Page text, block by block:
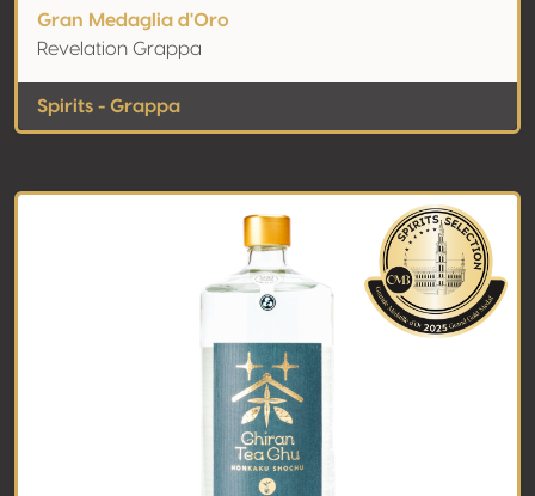
Gran Medaglia d'Oro
Revelation Grappa
Spirits - Grappa